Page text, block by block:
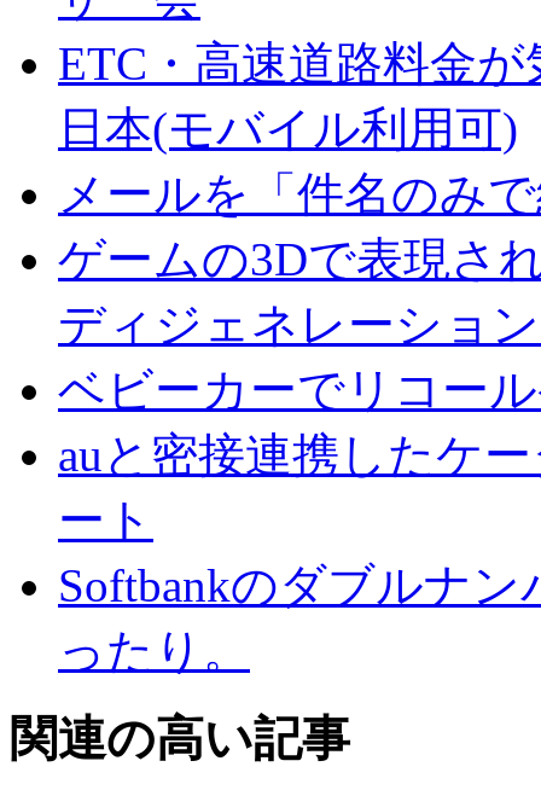
ETC・高速道路料金
日本(モバイル利用可)
メールを「件名のみ
ゲームの3Dで表現さ
ディジェネレーショ
ベビーカーでリコー
auと密接連携したケ
ート
Softbankのダブルナ
ったり。
関連の高い記事